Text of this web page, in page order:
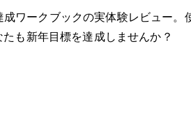
成ワークブックの実体験レビュ
も新年目標を達成しませんか？